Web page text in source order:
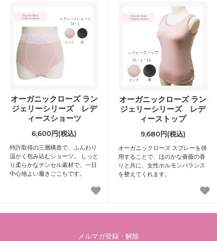
オーガニックローズ ラン
ジェリーシリーズ レデ
ィースショーツ
6,600円(税込)
特許取得の三層構造で、ふんわり
温かく包み込むショーツ。 しっと
り柔らかなテンセル素材で、一日
中心地よい履きごこちです。
オーガニックローズ ラン
ジェリーシリーズ レデ
ィーストップ
9,680円(税込)
オーガニックローズ スプレーを併
用することで、ほのかな薔薇の香
りと共に、女性ホルモンバランス
を整えてくれます。
メルマガ登録・解除